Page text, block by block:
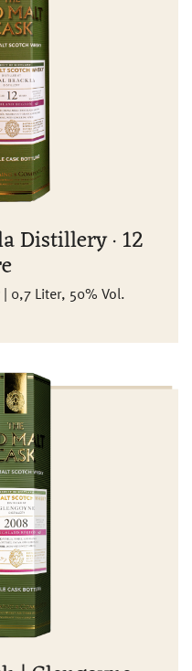
Distillery · 12
0,7 Liter, 50% Vol.